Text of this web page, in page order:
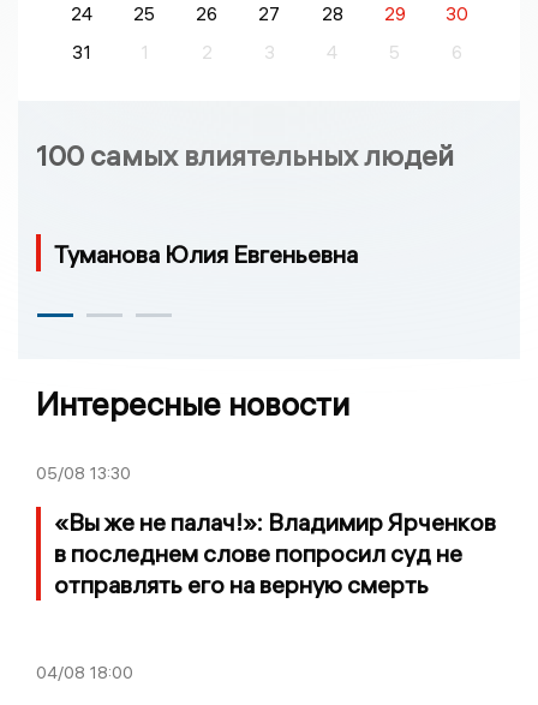
24
25 26 27 28 29
30
31
1 2 3 4 5 6
100 самых влиятельных людей
Туманова Юлия Евгеньевна
Интересные новости
05/08 13:30
«Вы же не палач!»: Владимир Ярченков
в последнем слове попросил суд не
отправлять его на верную смерть
04/08 18:00